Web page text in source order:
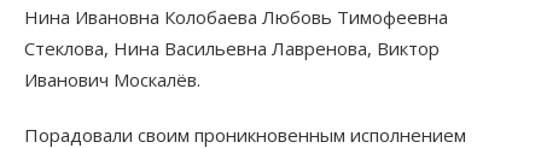
Нина Ивановна Колобаева Любовь Тимофеевна
Стеклова, Нина Васильевна Лавренова, Виктор
Иванович Москалёв.
Порадовали своим проникновенным исполнением